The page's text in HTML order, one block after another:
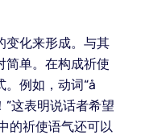
变化来形成。与其
简单。在构成祈使
例如，动词“å
”这表明说话者希望
的祈使语气还可以